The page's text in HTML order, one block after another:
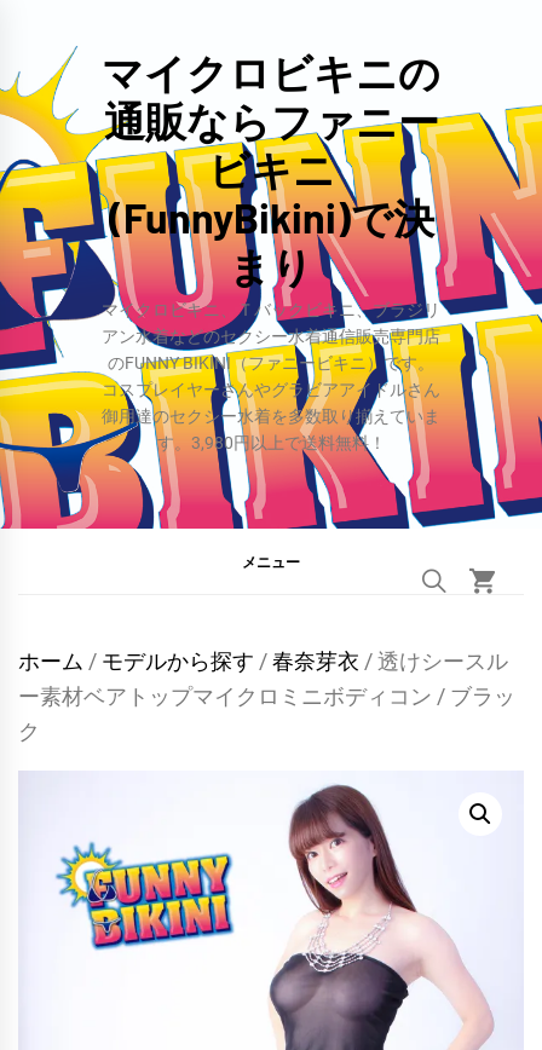
テ
ン
ツ
へ
ッ
プ
マイクロビキニの
通販ならファニー
ビキニ
(FunnyBikini)で決
まり
マイクロビキニ、Ｔバックビキニ、ブラジリ
アン水着などのセクシー水着通信販売専門店
のFUNNY BIKINI（ファニービキニ）です。
コスプレイヤーさんやグラビアアイドルさん
御用達のセクシー水着を多数取り揃えていま
す。3,980円以上で送料無料！
メニュー
ホーム / モデルから探す /春奈芽衣 / 透けシースル
ー素材ベアトップマイクロミニボディコン / ブラッ
ク